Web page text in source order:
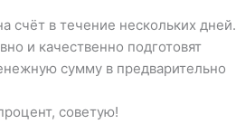
счёт в течение нескольких дней.
и качественно подготовят
сумму в предварительно
советую!